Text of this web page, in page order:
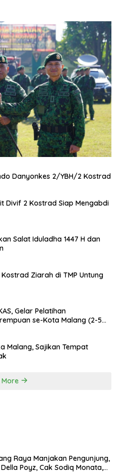
Danyonkes 2/YBH/2 Kostrad
Divif 2 Kostrad Siap Mengabdi
Salat Iduladha 1447 H dan
Ziarah di TMP Untung
Gelar Pelatihan
se-Kota Malang (2-5
Malang, Sajikan Tempat
More
Raya Manjakan Pengunjung,
Poyz, Cak Sodiq Monata,